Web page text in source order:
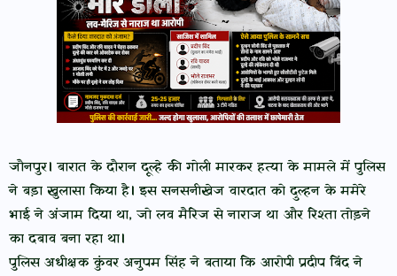
जौनपुर। बारात के दौरान दूल्हे की गोली मारकर हत्या के मामले में पुलिस
ने बड़ा खुलासा किया है। इस सनसनीखेज वारदात को दुल्हन के ममेरे
भाई ने अंजाम दिया था, जो लव मैरिज से नाराज था और रिश्ता तोड़ने
का दबाव बना रहा था।
पुलिस अधीक्षक कुंवर अनुपम सिंह ने बताया कि आरोपी प्रदीप बिंद ने